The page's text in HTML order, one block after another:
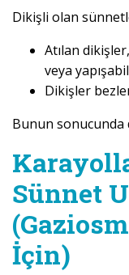
Dikişli olan
Atılan
veya
Dikişler
Bunun sonucunda
Sünnet
İçin)